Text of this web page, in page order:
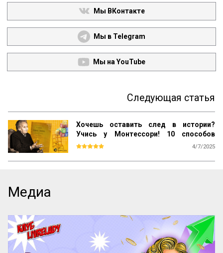
Мы ВКонтакте
Мы в Telegram
Мы на YouTube
Следующая статья
Хочешь оставить след в истории?
Учись у Монтессори! 10 способов
сохранить наследие
4/7/2025
можно найти, изучив опыт Марии
Монтессори — педагога, который не
только разработал уникальную систему
воспитания, но и создал механизм её
сохранения и развития по всему миру.
Медиа